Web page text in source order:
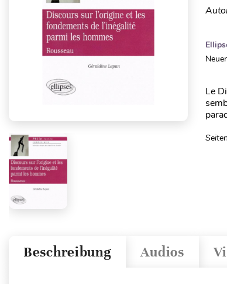
Le
Audios
Beschreibung